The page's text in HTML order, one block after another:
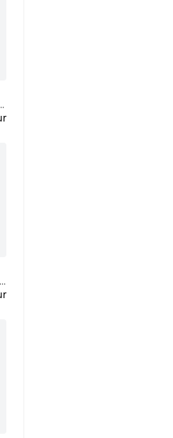
dont 1 CYCLO - ESPACE DE LOCATION POUR SHOWROOMS / EXPOSITIONS / CASTINGS
Located in the Marais district of Paris 3rd arrondissement. Large space available for rent for showrooms, fashion events, art galleries, etc.